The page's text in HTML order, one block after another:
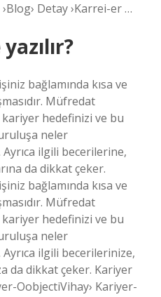
Detay ›Karrei-er …
bağlamında kısa ve
Müfredat
hedefinizi ve bu
neler
ilgili becerilerine,
da dikkat çeker.
bağlamında kısa ve
Müfredat
hedefinizi ve bu
neler
ilgili becerilerinize,
da dikkat çeker. Kariyer
OobjectiVihay› Kariyer-